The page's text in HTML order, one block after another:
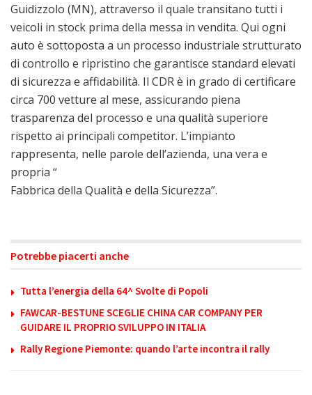
Guidizzolo (MN), attraverso il quale transitano tutti i
veicoli in stock prima della messa in vendita. Qui ogni
auto è sottoposta a un processo industriale strutturato
di controllo e ripristino che garantisce standard elevati
di sicurezza e affidabilità. Il CDR è in grado di certificare
circa 700 vetture al mese, assicurando piena
trasparenza del processo e una qualità superiore
rispetto ai principali competitor. L’impianto
rappresenta, nelle parole dell’azienda, una vera e
propria “
Fabbrica della Qualità e della Sicurezza”.
Potrebbe piacerti anche
Tutta l’energia della 64^ Svolte di Popoli
FAWCAR-BESTUNE SCEGLIE CHINA CAR COMPANY PER
GUIDARE IL PROPRIO SVILUPPO IN ITALIA
Rally Regione Piemonte: quando l’arte incontra il rally